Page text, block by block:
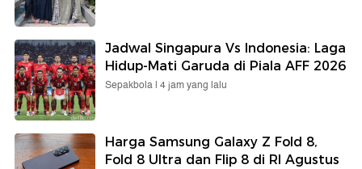
Jadwal Singapura Vs Indonesia: Laga
Hidup-Mati Garuda di Piala AFF 2026
Sepakbola | 4 jam yang lalu
Harga Samsung Galaxy Z Fold 8,
Fold 8 Ultra dan Flip 8 di RI Agustus